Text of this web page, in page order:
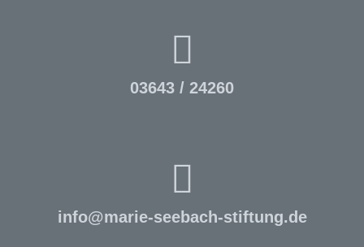
03643 / 24260
info@marie-seebach-stiftung.de